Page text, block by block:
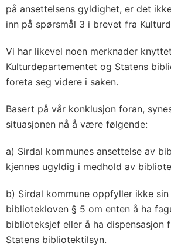
på ansettelsens gyldighet, er det
inn på spørsmål 3 i brevet fra
Vi har likevel noen merknader
Kulturdepartementet og Statens
foreta seg videre i saken.
Basert på vår konklusjon foran,
situasjonen nå å være følgende:
a) Sirdal kommunes ansettelse av
kjennes ugyldig i medhold av
b) Sirdal kommune oppfyller ikke
bibliotekloven § 5 om enten å ha
biblioteksjef eller å ha dispensasjon
Statens bibliotektilsyn.